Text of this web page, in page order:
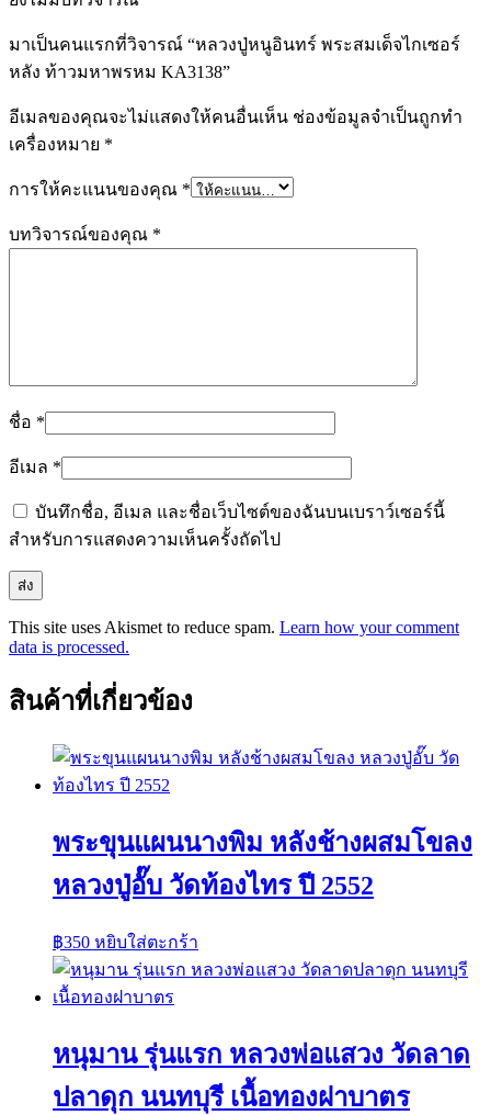
มาเป็นคนแรกที่วิจารณ์ “หลวงปู่หนูอินทร์ พระสมเด็จไกเซอร์
หลัง ท้าวมหาพรหม KA3138”
อีเมลของคุณจะไม่แสดงให้คนอื่นเห็น ช่องข้อมูลจำเป็นถูกทำ
เครื่องหมาย *
การให้คะแนนของคุณ *
บทวิจารณ์ของคุณ *
ชื่อ *
อีเมล *
บันทึกชื่อ, อีเมล และชื่อเว็บไซต์ของฉันบนเบราว์เซอร์นี้
สำหรับการแสดงความเห็นครั้งถัดไป
This site uses Akismet to reduce spam. Learn how your comment
data is processed.
สินค้าที่เกี่ยวข้อง
พระขุนแผนนางพิม หลังช้างผสมโขลง
หลวงปู่อั๊บ วัดท้องไทร ปี 2552
฿350 หยิบใส่ตะกร้า
หนุมาน รุ่นแรก หลวงพ่อแสวง วัดลาด
ปลาดุก นนทบุรี เนื้อทองฝาบาตร